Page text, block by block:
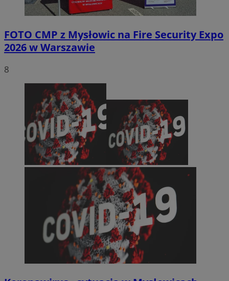
FOTO CMP z Mysłowic na Fire Security Expo
2026 w Warszawie
8